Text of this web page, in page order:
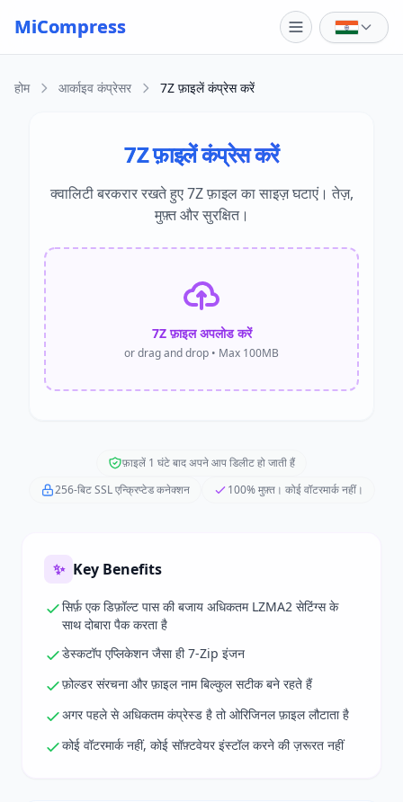
Skip to main content
MiCompress
होम आर्काइव कंप्रेसर 7Z फ़ाइलें कंप्रेस करें
7Z फ़ाइलें कंप्रेस करें
क्वालिटी बरकरार रखते हुए 7Z फ़ाइल का साइज़ घटाएं। तेज़,
मुफ़्त और सुरक्षित।
7Z फ़ाइल अपलोड करें
or drag and drop • Max 100MB
फ़ाइलें 1 घंटे बाद अपने आप डिलीट हो जाती हैं
256-बिट SSL एन्क्रिप्टेड कनेक्शन
100% मुफ़्त। कोई वॉटरमार्क नहीं।
✨ Key Benefits
सिर्फ़ एक डिफ़ॉल्ट पास की बजाय अधिकतम LZMA2 सेटिंग्स के
साथ दोबारा पैक करता है
डेस्कटॉप एप्लिकेशन जैसा ही 7-Zip इंजन
फ़ोल्डर संरचना और फ़ाइल नाम बिल्कुल सटीक बने रहते हैं
अगर पहले से अधिकतम कंप्रेस्ड है तो ओरिजिनल फ़ाइल लौटाता है
कोई वॉटरमार्क नहीं, कोई सॉफ़्टवेयर इंस्टॉल करने की ज़रूरत नहीं